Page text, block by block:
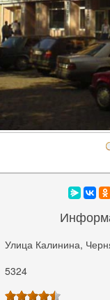
Улица Калинина,
5324